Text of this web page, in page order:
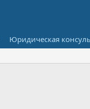
Юридическая